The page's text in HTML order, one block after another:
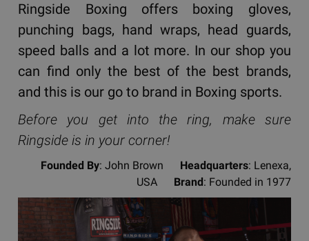
Ringside Boxing offers boxing gloves,
punching bags, hand wraps, head guards,
speed balls and a lot more. In our shop you
can find only the best of the best brands,
and this is our go to brand in Boxing sports.
Before you get into the ring, make sure
Ringside is in your corner!
Founded By: John Brown Headquarters: Lenexa,
USA Brand: Founded in 1977